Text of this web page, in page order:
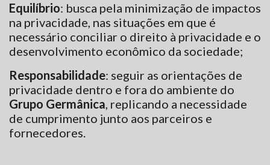
Equilíbrio: busca pela minimização de impactos
na privacidade, nas situações em que é
necessário conciliar o direito à privacidade e o
desenvolvimento econômico da sociedade;
Responsabilidade: seguir as orientações de
privacidade dentro e fora do ambiente do
Grupo Germânica, replicando a necessidade
de cumprimento junto aos parceiros e
fornecedores.